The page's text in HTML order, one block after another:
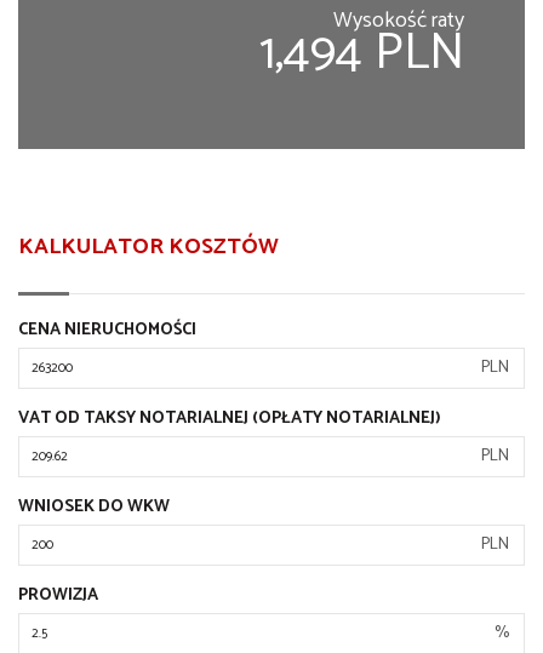
Wysokość raty
1,494 PLN
KALKULATOR KOSZTÓW
CENA NIERUCHOMOŚCI
PLN
VAT OD TAKSY NOTARIALNEJ (OPŁATY NOTARIALNEJ)
PLN
WNIOSEK DO WKW
PLN
PROWIZJA
%